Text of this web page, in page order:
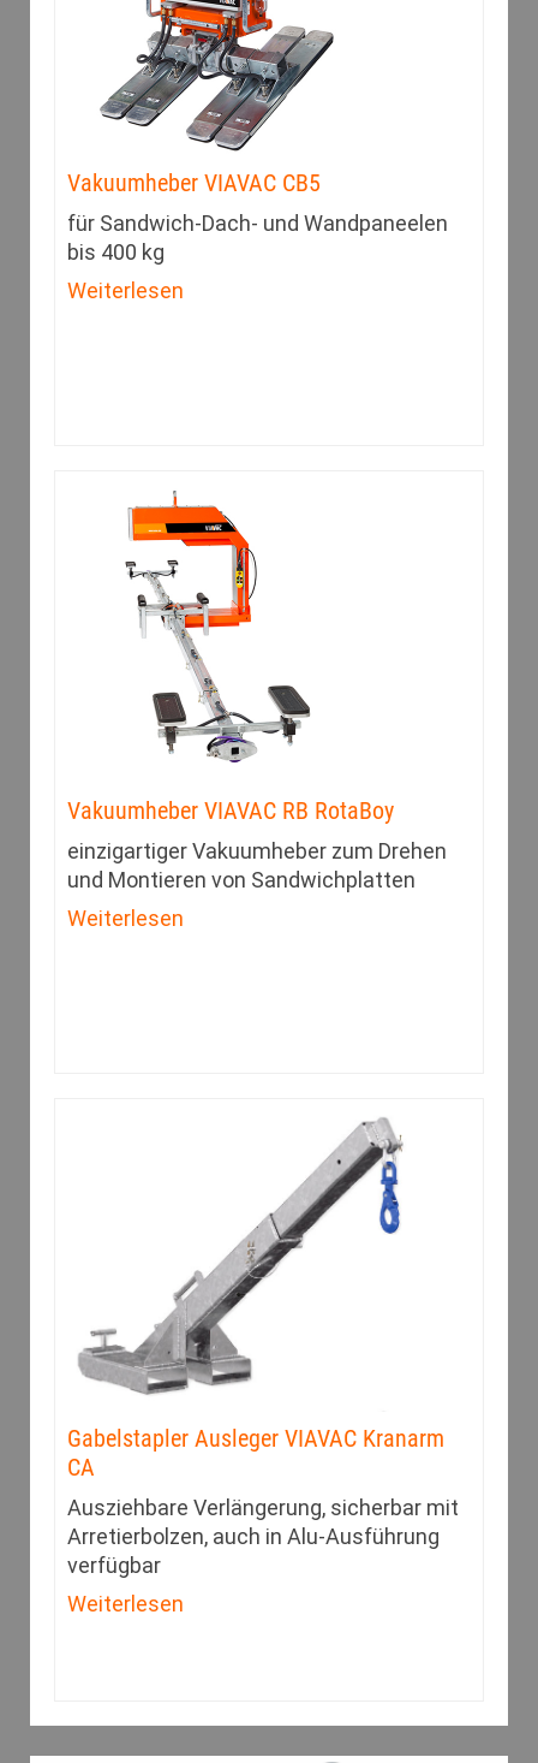
Vakuumheber VIAVAC CB5
für Sandwich-Dach- und Wandpaneelen
bis 400 kg
Weiterlesen
Vakuumheber VIAVAC RB RotaBoy
einzigartiger Vakuumheber zum Drehen
und Montieren von Sandwichplatten
Weiterlesen
Gabelstapler Ausleger VIAVAC Kranarm
CA
Ausziehbare Verlängerung, sicherbar mit
Arretierbolzen, auch in Alu-Ausführung
verfügbar
Weiterlesen